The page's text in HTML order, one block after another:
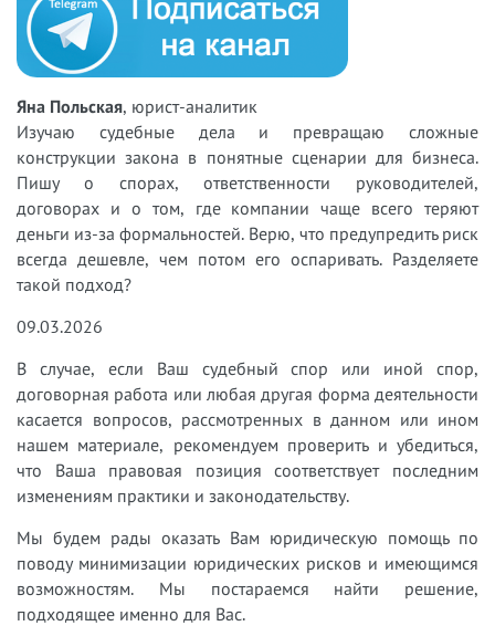
Яна Польская, юрист-аналитик
Изучаю судебные дела и превращаю сложные
конструкции закона в понятные сценарии для бизнеса.
Пишу о спорах, ответственности руководителей,
договорах и о том, где компании чаще всего теряют
деньги из-за формальностей. Верю, что предупредить риск
всегда дешевле, чем потом его оспаривать. Разделяете
такой подход?
09.03.2026
В случае, если Ваш судебный спор или иной спор,
договорная работа или любая другая форма деятельности
касается вопросов, рассмотренных в данном или ином
нашем материале, рекомендуем проверить и убедиться,
что Ваша правовая позиция соответствует последним
изменениям практики и законодательству.
Мы будем рады оказать Вам юридическую помощь по
поводу минимизации юридических рисков и имеющимся
возможностям. Мы постараемся найти решение,
подходящее именно для Вас.